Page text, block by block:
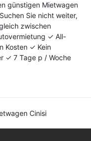
günstigen Mietwagen
Sie nicht weiter,
zwischen
✓ All-
Kosten ✓ Kein
✓ 7 Tage p / Woche
Cinisi